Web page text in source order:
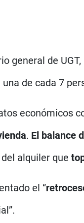
general de UGT,
una de cada 7
económicos
. El balance
alquiler que
el “